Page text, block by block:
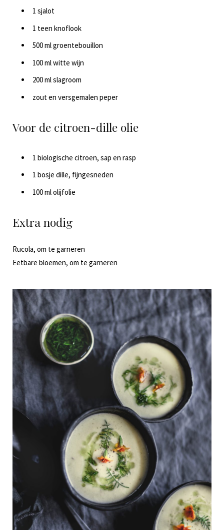
1 sjalot
1 teen knoflook
500 ml groentebouillon
100 ml witte wijn
200 ml slagroom
zout en versgemalen peper
Voor de citroen-dille olie
1 biologische citroen, sap en rasp
1 bosje dille, fijngesneden
100 ml olijfolie
Extra nodig
Rucola, om te garneren
Eetbare bloemen, om te garneren